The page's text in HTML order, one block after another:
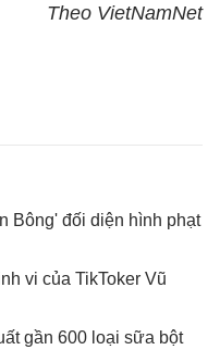
Theo VietNamNet
Bông' đối diện hình phạt
vi của TikToker Vũ
gần 600 loại sữa bột